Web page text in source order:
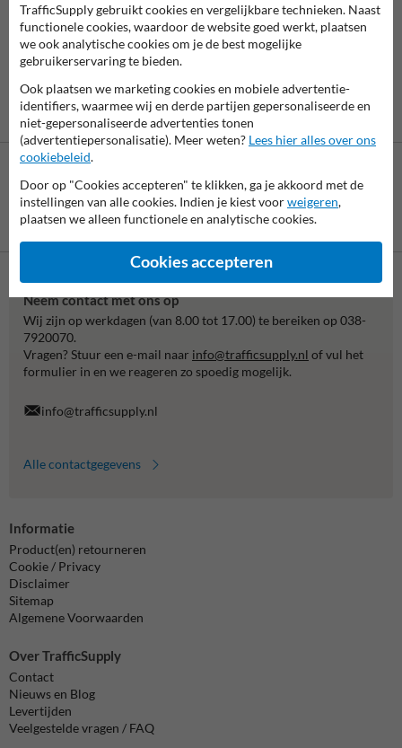
Betaling achteraf
Neem contact met ons op
Wij zijn op werkdagen (van 8.00 tot 17.00) te bereiken op 038-
7920070.
Vragen? Stuur een e-mail naar info@trafficsupply.nl of vul het
formulier in en we reageren zo spoedig mogelijk.
info@trafficsupply.nl
Alle contactgegevens
Informatie
Product(en) retourneren
Cookie / Privacy
Disclaimer
Sitemap
Algemene Voorwaarden
Over TrafficSupply
Contact
Nieuws en Blog
Levertijden
Veelgestelde vragen / FAQ
TrafficSupply gebruikt cookies en vergelijkbare technieken. Naast
functionele cookies, waardoor de website goed werkt, plaatsen
we ook analytische cookies om je de best mogelijke
gebruikerservaring te bieden.
Ook plaatsen we marketing cookies en mobiele advertentie-
identifiers, waarmee wij en derde partijen gepersonaliseerde en
niet-gepersonaliseerde advertenties tonen
(advertentiepersonalisatie). Meer weten? Lees hier alles over ons
cookiebeleid.
Door op "Cookies accepteren" te klikken, ga je akkoord met de
instellingen van alle cookies. Indien je kiest voorweigeren,
plaatsen we alleen functionele en analytische cookies.
Cookies accepteren